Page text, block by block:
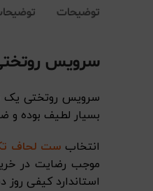
توضیحات
سرویس
سرویس روتختی یک
بسیار لطیف بوده و
انتخاب ست لحاف
موجب رضایت در
استاندارد کیفی روز